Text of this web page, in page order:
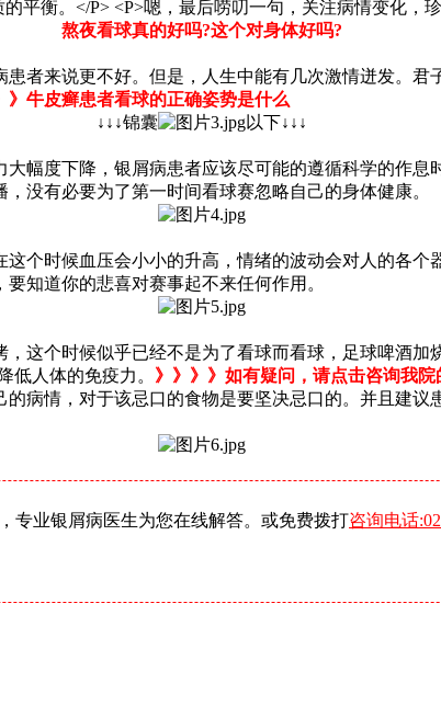
熬夜看球真的好吗?这个对身体好吗?
者来说更不好。但是，人生中能有几次激情迸发。
》牛皮癣患者看球的正确姿势是什么
↓↓↓锦囊
以下↓↓↓
幅度下降，银屑病患者应该尽可能的遵循科学的作
没有必要为了第一时间看球赛忽略自己的身体健康。
个时候血压会小小的升高，情绪的波动会对人的各
知道你的悲喜对赛事起不来任何作用。
这个时候似乎已经不是为了看球而看球，足球啤酒
低人体的免疫力。 》》》》如有疑问，请点击咨询我院
病情，对于该忌口的食物是要坚决忌口的。并且建
，专业银屑病医生为您在线解答。或免费拨打咨询电话